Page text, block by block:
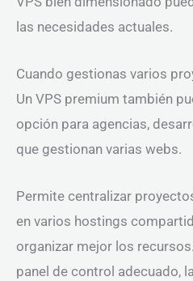
las necesidades actuales.
Cuando gestionas varios
Un VPS premium también
opción para agencias,
que gestionan varias webs.
Permite centralizar
en varios hostings
organizar mejor los
panel de control adecuado,